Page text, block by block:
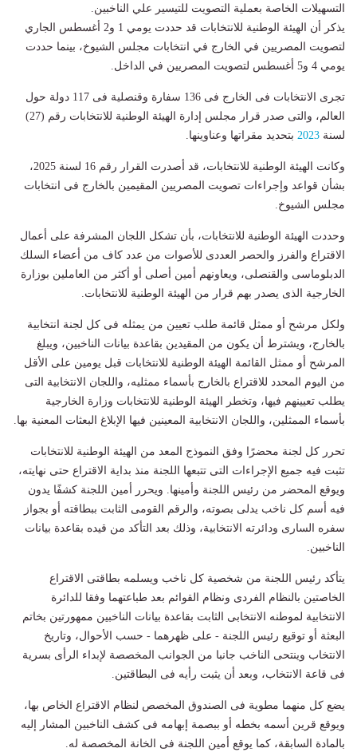
التسهيلات الخاصة بعملية التصويت للتيسير علي الناخبين.
يذكر أن الهيئة الوطنية للانتخابات قد حددت يومي 1 و2 أغسطس الجاري
لتصويت المصريين في الخارج في انتخابات مجلس الشيوخ، بينما حددت
يومي 4 و5 أغسطس لتصويت المصريين في الداخل.
تجرى الانتخابات فى الخارج فى 136 سفارة وقنصلية فى 117 دولة حول
العالم، والتى صدر قرار مجلس إدارة الهيئة الوطنية للانتخابات رقم (27)
لسنة 2023 بتحديد مقراتها وعناوينها.
وكانت الهيئة الوطنية للانتخابات، قد أصدرت القرار رقم 16 لسنة 2025،
بشأن قواعد وإجراءات تصويت المصريين المقيمين بالخارج فى انتخابات
مجلس الشيوخ.
وحددت الهيئة الوطنية للانتخابات، بأن تشكل اللجان المشرفة على أعمال
الاقتراع والفرز والحصر العددى للأصوات من عدد كاف من أعضاء السلك
الدبلوماسى والقنصلى، ويعاونهم أمين أصلى أو أكثر من العاملين بوزارة
الخارجية الذى يصدر بهم قرار من الهيئة الوطنية للانتخابات.
ولكل مرشح أو ممثل قائمة طلب تعيين من يمثله فى كل لجنة انتخابية
بالخارج، ويشترط أن يكون من المقيدين بقاعدة بيانات الناخبين، ويبلغ
المرشح أو ممثل القائمة الهيئة الوطنية للانتخابات قبل يومين على الأقل
من اليوم المحدد للاقتراع بالخارج بأسماء ممثليه، واللجان الانتخابية التى
يطلب تعيينهم فيها، وتخطر الهيئة الوطنية للانتخابات وزارة الخارجية
بأسماء الممثلين، واللجان الانتخابية المعينين فيها الإبلاغ البعثات المعنية بها.
تحرر كل لجنة محضرًا وفق النموذج المعد من الهيئة الوطنية للانتخابات
تثبت فيه جميع الإجراءات التى تتبعها اللجنة منذ بداية الاقتراع حتى نهايته،
ويوقع المحضر من رئيس اللجنة وأمينها. ويحرر أمين اللجنة كشفًا يدون
فيه أسم كل ناخب يدلى بصوته، والرقم القومى الثابت ببطاقته أو بجواز
سفره السارى ودائرته الانتخابية، وذلك بعد التأكد من قيده بقاعدة بيانات
الناخبين.
يتأكد رئيس اللجنة من شخصية كل ناخب ويسلمه بطاقتى الاقتراع
الخاصتين بالنظام الفردى ونظام القوائم بعد طباعتهما وفقا للدائرة
الانتخابية لموطنه الانتخابى الثابت بقاعدة بيانات الناخبين ممهورتين بخاتم
البعثة أو توقيع رئيس اللجنة - على ظهرهما - حسب الأحوال، وتاريخ
الانتخاب وينتحى الناخب جانبا من الجوانب المخصصة لإبداء الرأى بسرية
فى قاعة الانتخاب، وبعد أن يثبت رأيه فى البطاقتين.
يضع كل منهما مطوية فى الصندوق المخصص لنظام الاقتراع الخاص بها،
ويوقع قرين أسمه بخطه أو ببصمة إبهامه فى كشف الناخبين المشار إليه
بالمادة السابقة، كما يوقع أمين اللجنة فى الخانة المخصصة له.